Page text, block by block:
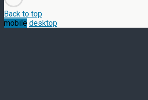
Back to top
mobile desktop